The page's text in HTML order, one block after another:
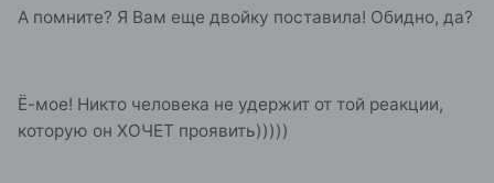
А помните? Я Вам еще двойку поставила! Обидно, да?
Ё-мое! Никто человека не удержит от той реакции,
которую он ХОЧЕТ проявить)))))